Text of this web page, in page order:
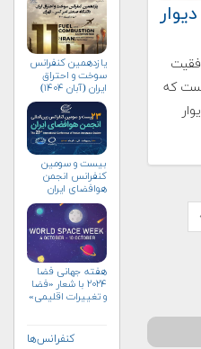
که
یازدهمین کنفرانس
سوخت و احتراق
ایران (آبان‌ ۱۴۰۴)
بیست و سومین
کنفرانس انجمن
هوافضای ايران
هفته جهانی فضا
۲۰۲۴ با شعار «فضا
و تغییرات اقلیمی»
کنفرانس‌ها